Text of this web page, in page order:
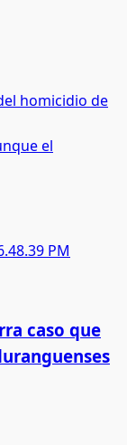
homicidio de
el
caso que